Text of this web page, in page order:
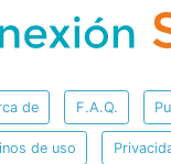
de F.A.Q.
de uso